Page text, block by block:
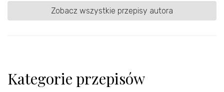
Zobacz wszystkie przepisy autora
Kategorie przepisów